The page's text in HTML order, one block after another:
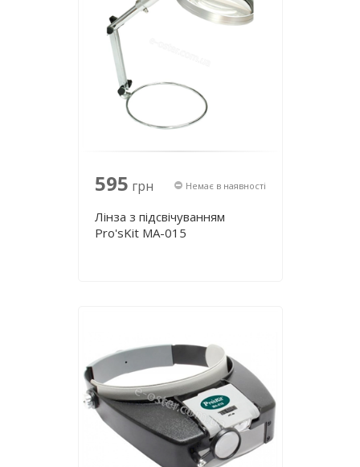
595 грн Немає в наявності
Лінза з підсвічуванням
Pro'sKit MA-015